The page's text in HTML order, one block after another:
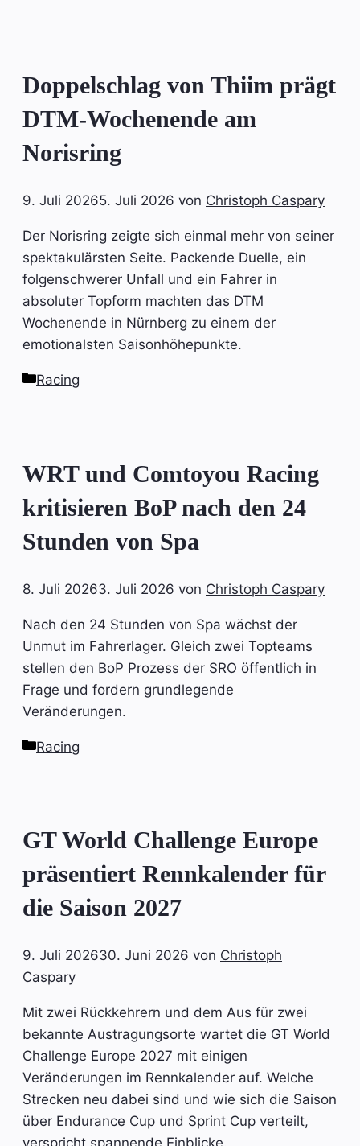
Doppelschlag von Thiim prägt
DTM-Wochenende am
Norisring
9. Juli 20265. Juli 2026 von Christoph Caspary
Der Norisring zeigte sich einmal mehr von seiner
spektakulärsten Seite. Packende Duelle, ein
folgenschwerer Unfall und ein Fahrer in
absoluter Topform machten das DTM
Wochenende in Nürnberg zu einem der
emotionalsten Saisonhöhepunkte.
Kategorien
Racing
WRT und Comtoyou Racing
kritisieren BoP nach den 24
Stunden von Spa
8. Juli 20263. Juli 2026 von Christoph Caspary
Nach den 24 Stunden von Spa wächst der
Unmut im Fahrerlager. Gleich zwei Topteams
stellen den BoP Prozess der SRO öffentlich in
Frage und fordern grundlegende
Veränderungen.
Kategorien
Racing
GT World Challenge Europe
präsentiert Rennkalender für
die Saison 2027
9. Juli 202630. Juni 2026 von Christoph
Caspary
Mit zwei Rückkehrern und dem Aus für zwei
bekannte Austragungsorte wartet die GT World
Challenge Europe 2027 mit einigen
Veränderungen im Rennkalender auf. Welche
Strecken neu dabei sind und wie sich die Saison
über Endurance Cup und Sprint Cup verteilt,